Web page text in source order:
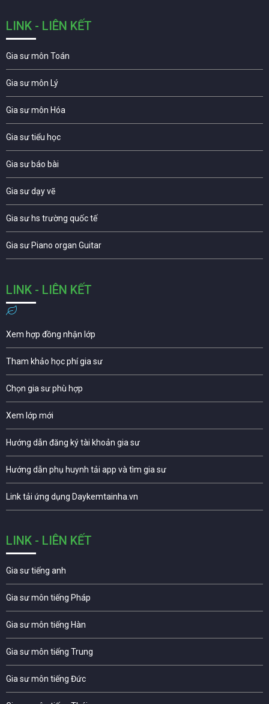
LINK - LIÊN KẾT
Gia sư môn Toán
Gia sư môn Lý
Gia sư môn Hóa
Gia sư tiểu học
Gia sư báo bài
Gia sư dạy vẽ
Gia sư hs trường quốc tế
Gia sư Piano organ Guitar
LINK - LIÊN KẾT
Xem hợp đồng nhận lớp
Tham khảo học phí gia sư
Chọn gia sư phù hợp
Xem lớp mới
Hướng dẫn đăng ký tài khoản gia sư
Hướng dẫn phụ huynh tải app và tìm gia sư
Link tải ứng dụng Daykemtainha.vn
LINK - LIÊN KẾT
Gia sư tiếng anh
Gia sư môn tiếng Pháp
Gia sư môn tiếng Hàn
Gia sư môn tiếng Trung
Gia sư môn tiếng Đức